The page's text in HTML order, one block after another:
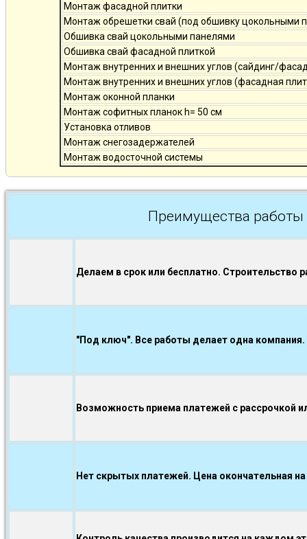
Монтаж фасадной плитки
Монтаж обрешетки свай (под обшивку цокольными
Обшивка свай цокольными панелями
Обшивка свай фасадной плиткой
Монтаж внутренних и внешних углов (сайдинг/
Монтаж внутренних и внешних углов (фасадная
Монтаж оконной планки
Монтаж софитных планок h= 50 см
Установка отливов
Монтаж снегозадержателей
Монтаж водосточной системы
Преимущества
Делаем в срок или бесплатно. Строительство
"Под ключ". Все работы делает одна компания.
Возможность приема платежей с рассрочкой
Нет скрытых платежей. Цена окончательная